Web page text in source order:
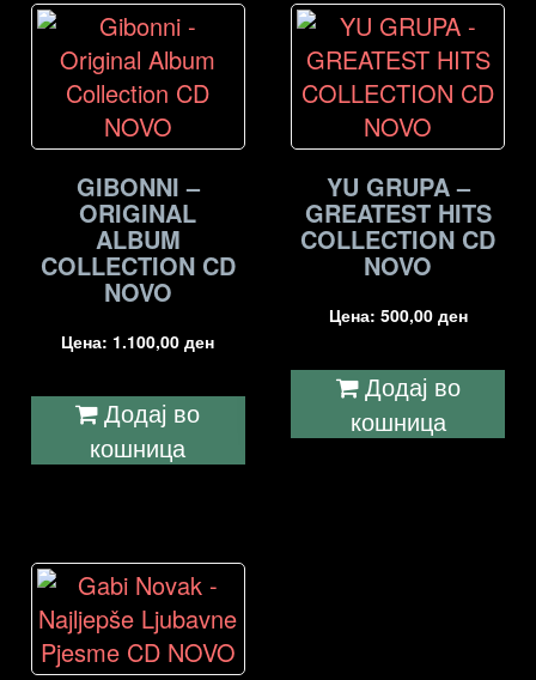
to
GIBONNI –
ORIGINAL
ALBUM
COLLECTION CD
NOVO
Цена: 1.100,00ден
Додај во
кошница
YU GRUPA –
GREATEST HITS
COLLECTION CD
NOVO
Цена: 500,00 ден
Додај во
кошница